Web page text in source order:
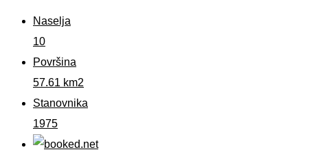
Naselja
10
Površina
57.61 km2
Stanovnika
1975